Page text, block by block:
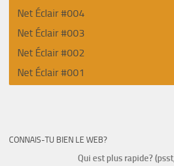
Net Éclair #004
Net Éclair #003
Net Éclair #002
Net Éclair #001
CONNAIS-TU BIEN LE WEB?
Qui est plus rapide?